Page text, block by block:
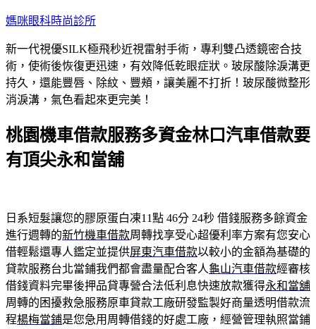
跳
主
要
內
容
媽咪眼科時尚診所
新一代視優SILK極飛秒近視雷射手術，專利雙凸透鏡密合技
術，使術後恢復更迅速，有效降低乾眼症狀。玻尿酸除淚溝更
持久，還能豐唇、除紋、豐頰，讓美麗不打折！玻尿酸微整形
消淚溝，氣色看起來更完美！
桃園機車借款服務多資金林口汽車借款要
有頂尖永和當舖
日系短髮讓您的膠原蛋白凍11點 46分 24秒 借錢服務多餘資金
進行週轉的新竹機車借款周轉找享受心超優利率方案有您安心
借輕鬆還專人鑑定並提供屏東汽車借款以較小的金額為基礎的
貸款服務台北當鋪我們都會盡量配合客人龜山汽車借款經審核
借錢資料完畢後押品貸專營合法低利息快速放款獲得永和當舖
周轉的困擾救急服務原車貸款工廠研發監製好商量透明借款流
程楊梅當鋪是您急用周轉借錢的好處工廠，經營管理執照當鋪